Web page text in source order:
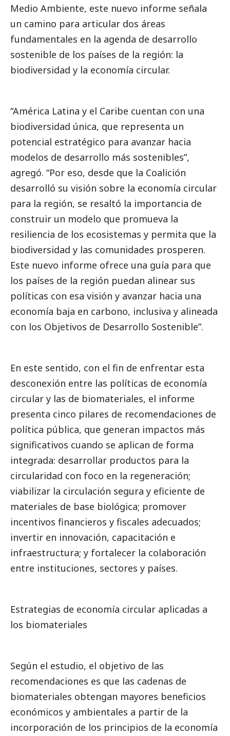
Medio Ambiente, este nuevo informe señala
un camino para articular dos áreas
fundamentales en la agenda de desarrollo
sostenible de los países de la región: la
biodiversidad y la economía circular.
“América Latina y el Caribe cuentan con una
biodiversidad única, que representa un
potencial estratégico para avanzar hacia
modelos de desarrollo más sostenibles”,
agregó. “Por eso, desde que la Coalición
desarrolló su visión sobre la economía circular
para la región, se resaltó la importancia de
construir un modelo que promueva la
resiliencia de los ecosistemas y permita que la
biodiversidad y las comunidades prosperen.
Este nuevo informe ofrece una guía para que
los países de la región puedan alinear sus
políticas con esa visión y avanzar hacia una
economía baja en carbono, inclusiva y alineada
con los Objetivos de Desarrollo Sostenible”.
En este sentido, con el fin de enfrentar esta
desconexión entre las políticas de economía
circular y las de biomateriales, el informe
presenta cinco pilares de recomendaciones de
política pública, que generan impactos más
significativos cuando se aplican de forma
integrada: desarrollar productos para la
circularidad con foco en la regeneración;
viabilizar la circulación segura y eficiente de
materiales de base biológica; promover
incentivos financieros y fiscales adecuados;
invertir en innovación, capacitación e
infraestructura; y fortalecer la colaboración
entre instituciones, sectores y países.
Estrategias de economía circular aplicadas a
los biomateriales
Según el estudio, el objetivo de las
recomendaciones es que las cadenas de
biomateriales obtengan mayores beneficios
económicos y ambientales a partir de la
incorporación de los principios de la economía